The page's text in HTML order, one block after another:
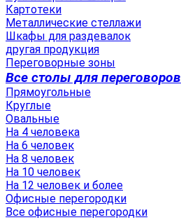
Картотеки
Металлические стеллажи
Шкафы для раздевалок
другая продукция
Переговорные зоны
Все столы для переговоров
Прямоугольные
Круглые
Овальные
На 4 человека
На 6 человек
На 8 человек
На 10 человек
На 12 человек и более
Офисные перегородки
Все офисные перегородки